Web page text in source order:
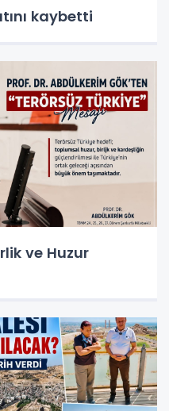
kaybetti
ve Huzur